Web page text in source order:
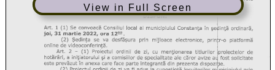
View in Full Screen